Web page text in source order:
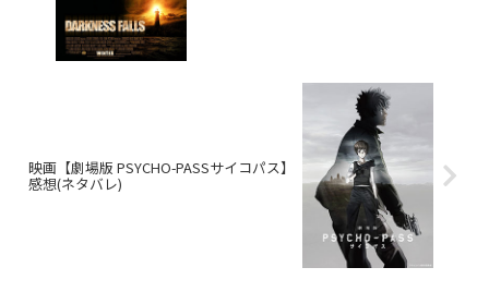
映画【劇場版 PSYCHO-PASSサイコパス】
感想(ネタバレ)